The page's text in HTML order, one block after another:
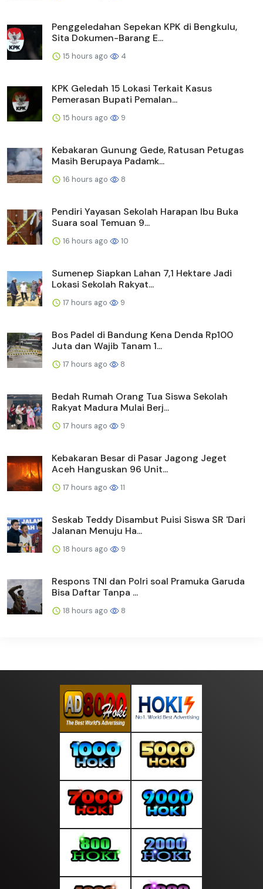
Penggeledahan Sepekan KPK di Bengkulu,
Sita Dokumen-Barang E...
15 hours ago 4
KPK Geledah 15 Lokasi Terkait Kasus
Pemerasan Bupati Pemalan...
15 hours ago 9
Kebakaran Gunung Gede, Ratusan Petugas
Masih Berupaya Padamk...
16 hours ago 8
Pendiri Yayasan Sekolah Harapan Ibu Buka
Suara soal Temuan 9...
16 hours ago 10
Sumenep Siapkan Lahan 7,1 Hektare Jadi
Lokasi Sekolah Rakyat...
17 hours ago 9
Bos Padel di Bandung Kena Denda Rp100
Juta dan Wajib Tanam 1...
17 hours ago 8
Bedah Rumah Orang Tua Siswa Sekolah
Rakyat Madura Mulai Berj...
17 hours ago 9
Kebakaran Besar di Pasar Jagong Jeget
Aceh Hanguskan 96 Unit...
17 hours ago 11
Seskab Teddy Disambut Puisi Siswa SR 'Dari
Jalanan Menuju Ha...
18 hours ago 9
Respons TNI dan Polri soal Pramuka Garuda
Bisa Daftar Tanpa ...
18 hours ago 8